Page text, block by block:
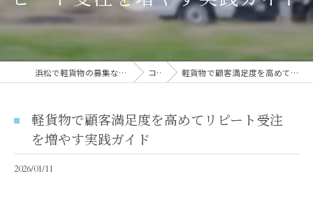
浜松で軽貨物の募集なら合同会社グラッツェ運送 コラム 軽貨物で顧客満足度を高めてリピート受注を増やす実践ガイド
軽貨物で顧客満足度を高めてリピート受注
を増やす実践ガイド
2026/01/11